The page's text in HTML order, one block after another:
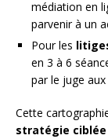
médiation en
parvenir à un
Pour les
en 3 à 6
par le juge
Cette
stratégie ciblée